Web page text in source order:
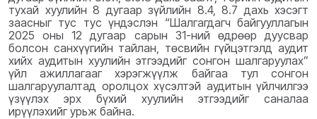
тухай хуулийн 8 дугаар зүйлийн 8.4, 8.7 дахь хэсэгт
заасныг тус тус үндэслэн “Шалгагдагч байгууллагын
2025 оны 12 дугаар сарын 31-ний өдрөөр дуусвар
болсон санхүүгийн тайлан, төсвийн гүйцэтгэлд аудит
хийх аудитын хуулийн этгээдийг сонгон шалгаруулах”
үйл ажиллагааг хэрэгжүүлж байгаа тул сонгон
шалгаруулалтад оролцох хүсэлтэй аудитын үйлчилгээ
үзүүлэх эрх бүхий хуулийн этгээдийг саналаа
ирүүлэхийг урьж байна.